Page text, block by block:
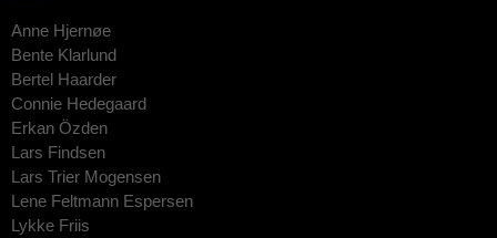
Anne Hjernøe
Bente Klarlund
Bertel Haarder
Connie Hedegaard
Erkan Özden
Lars Findsen
Lars Trier Mogensen
Lene Feltmann Espersen
Lykke Friis